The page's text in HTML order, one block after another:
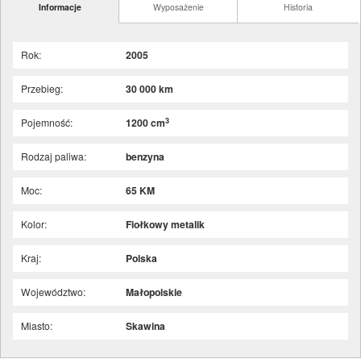
Informacje Wyposażenie Historia
Rok: 2005
Przebieg: 30 000 km
Pojemność: 1200 cm3
Rodzaj paliwa: benzyna
Moc: 65 KM
Kolor: Fiołkowy metalik
Kraj: Polska
Województwo: Małopolskie
Miasto: Skawina